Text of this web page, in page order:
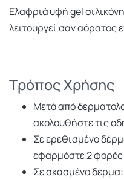
Ελαφριά υφή gel
λειτουργεί σαν αόρατος
Τρόπος Χρήσης
Μετά από
ακολουθήστε τις
Σε ερεθισμένο
εφαρμόστε 2
Σε σκασμένο